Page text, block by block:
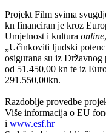
Projekt Film svima
kn financiran je kroz
Umjetnost i kultura online
„Učinkoviti ljudski
osigurana su iz
od 51.450,00 kn te iz
291.550,00kn.
—
Razdoblje provedbe
Više informacija o EU
i www.esf.hr